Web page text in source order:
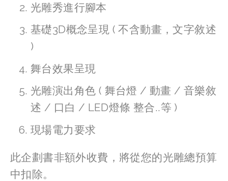
光雕秀進行腳本
基礎3D概念呈現 ( 不含動畫，文字敘述
)
舞台效果呈現
光雕演出角色 ( 舞台燈 / 動畫 / 音樂敘
述 / 口白 / LED燈條 整合..等 )
現場電力要求
此企劃書非額外收費，將從您的光雕總預算
中扣除。